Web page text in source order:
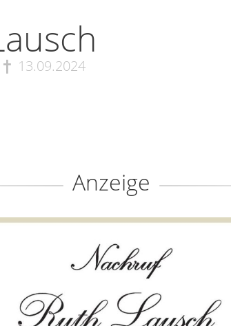
13.09.2024
Anzeige